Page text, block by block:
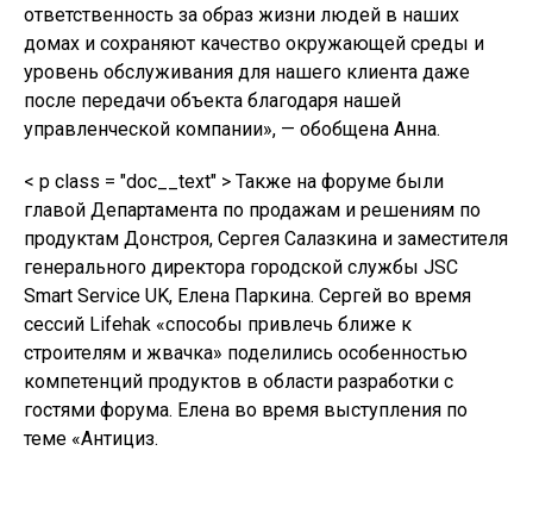
ответственность за образ жизни людей в наших
домах и сохраняют качество окружающей среды и
уровень обслуживания для нашего клиента даже
после передачи объекта благодаря нашей
управленческой компании», — обобщена Анна.
< p class = "doc__text" > Также на форуме были
главой Департамента по продажам и решениям по
продуктам Донстроя, Сергея Салазкина и заместителя
генерального директора городской службы JSC
Smart Service UK, Елена Паркина. Сергей во время
сессий Lifehak «способы привлечь ближе к
строителям и жвачка» поделились особенностью
компетенций продуктов в области разработки с
гостями форума. Елена во время выступления по
теме «Антициз.